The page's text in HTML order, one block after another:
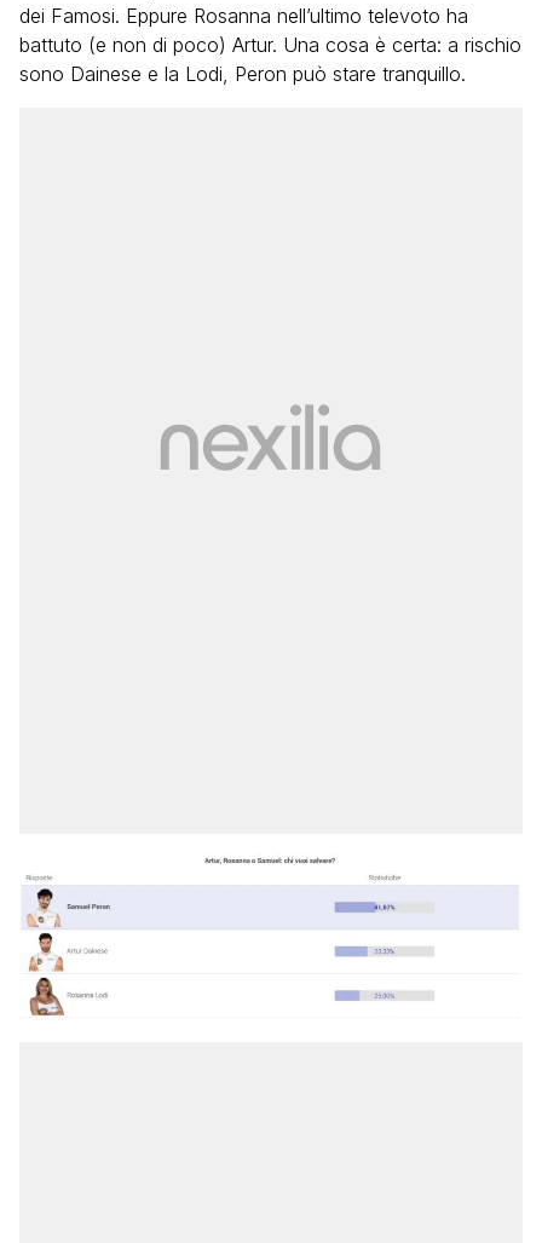
dei Famosi. Eppure Rosanna nell’ultimo televoto ha
battuto (e non di poco) Artur. Una cosa è certa: a rischio
sono Dainese e la Lodi, Peron può stare tranquillo.